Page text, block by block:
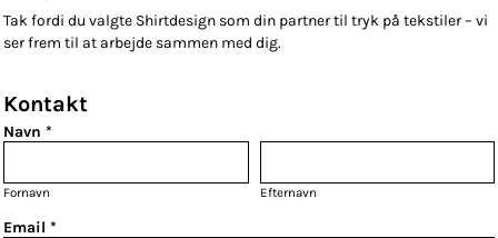
Tak fordi du valgte Shirtdesign som din partner til tryk på tekstiler – vi
ser frem til at arbejde sammen med dig.
Kontakt
Navn *
Fornavn Efternavn
Email *